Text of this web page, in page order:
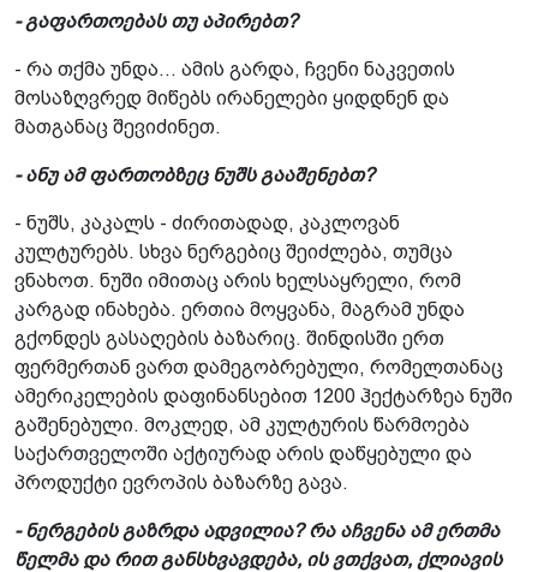
- გაფართოებას თუ აპირებთ?
- რა თქმა უნდა... ამის გარდა, ჩვენი ნაკვეთის
მოსაზღვრედ მიწებს ირანელები ყიდდნენ და
მათგანაც შევიძინეთ.
- ანუ ამ ფართობზეც ნუშს გააშენებთ?
- ნუშს, კაკალს - ძირითადად, კაკლოვან
კულტურებს. სხვა ნერგებიც შეიძლება, თუმცა
ვნახოთ. ნუში იმითაც არის ხელსაყრელი, რომ
კარგად ინახება. ერთია მოყვანა, მაგრამ უნდა
გქონდეს გასაღების ბაზარიც. შინდისში ერთ
ფერმერთან ვართ დამეგობრებული, რომელთანაც
ამერიკელების დაფინანსებით 1200 ჰექტარზეა ნუში
გაშენებული. მოკლედ, ამ კულტურის წარმოება
საქართველოში აქტიურად არის დაწყებული და
პროდუქტი ევროპის ბაზარზე გავა.
- ნერგების გაზრდა ადვილია? რა აჩვენა ამ ერთმა
წელმა და რით განსხვავდება, ის ვთქვათ, ქლიავის